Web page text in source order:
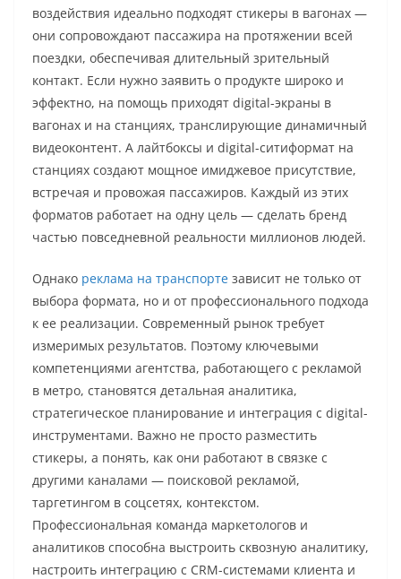
воздействия идеально подходят стикеры в вагонах —
они сопровождают пассажира на протяжении всей
поездки, обеспечивая длительный зрительный
контакт. Если нужно заявить о продукте широко и
эффектно, на помощь приходят digital-экраны в
вагонах и на станциях, транслирующие динамичный
видеоконтент. А лайтбоксы и digital-ситиформат на
станциях создают мощное имиджевое присутствие,
встречая и провожая пассажиров. Каждый из этих
форматов работает на одну цель — сделать бренд
частью повседневной реальности миллионов людей.
Однако реклама на транспорте зависит не только от
выбора формата, но и от профессионального подхода
к ее реализации. Современный рынок требует
измеримых результатов. Поэтому ключевыми
компетенциями агентства, работающего с рекламой
в метро, становятся детальная аналитика,
стратегическое планирование и интеграция с digital-
инструментами. Важно не просто разместить
стикеры, а понять, как они работают в связке с
другими каналами — поисковой рекламой,
таргетингом в соцсетях, контекстом.
Профессиональная команда маркетологов и
аналитиков способна выстроить сквозную аналитику,
настроить интеграцию с CRM-системами клиента и